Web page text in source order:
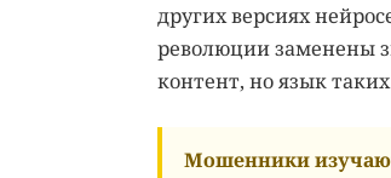
других версиях
революции заменены
контент, но язык
Мошенники